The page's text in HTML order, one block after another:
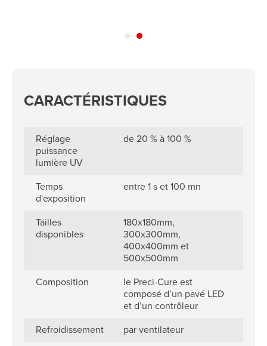
CARACTÉRISTIQUES
Réglage
puissance
lumière UV
de 20 % à 100 %
Temps
d'exposition
entre 1 s et 100 mn
Tailles
disponibles
180x180mm,
300x300mm,
400x400mm et
500x500mm
Composition
le Preci-Cure est
composé d’un pavé LED
et d’un contrôleur
Refroidissement
par ventilateur